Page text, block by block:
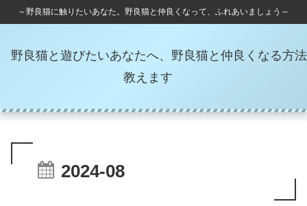
～野良猫に触りたいあなた。野良猫と仲良くなって、ふれあいましょう～
野良猫と遊びたいあなたへ、野良猫と仲良くなる方法
教えます
2024-08